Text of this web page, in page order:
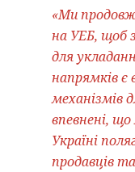
«Ми
на УЕБ, щоб
для
напрямків є
механізмів
впевнені,
Україні
продавців